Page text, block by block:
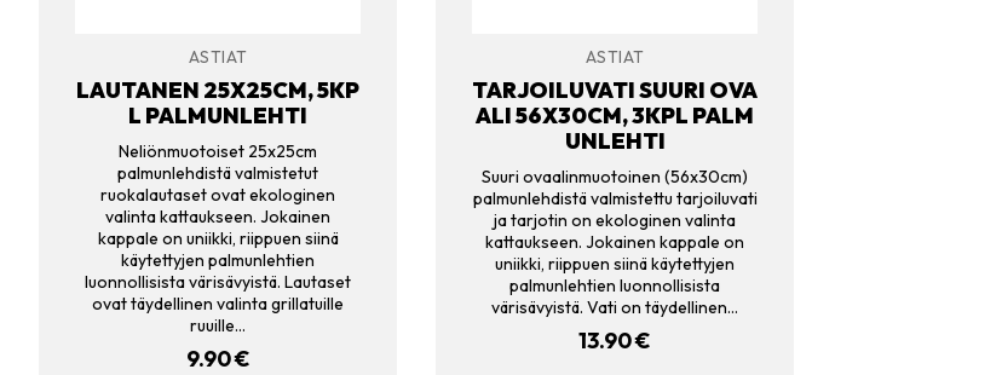
ASTIAT
LAUTANEN 25X25CM, 5KP
L PALMUNLEHTI
Neliönmuotoiset 25x25cm
palmunlehdistä valmistetut
ruokalautaset ovat ekologinen
valinta kattaukseen. Jokainen
kappale on uniikki, riippuen siinä
käytettyjen palmunlehtien
luonnollisista värisävyistä. Lautaset
ovat täydellinen valinta grillatuille
ruuille…
9.90€
ASTIAT
TARJOILUVATI SUURI OVA
ALI 56X30CM, 3KPL PALM
UNLEHTI
Suuri ovaalinmuotoinen (56x30cm)
palmunlehdistä valmistettu tarjoiluvati
ja tarjotin on ekologinen valinta
kattaukseen. Jokainen kappale on
uniikki, riippuen siinä käytettyjen
palmunlehtien luonnollisista
värisävyistä. Vati on täydellinen…
13.90€